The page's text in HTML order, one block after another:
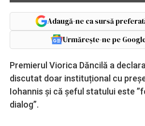
Adaugă-ne ca sursă
Urmărește-ne pe
Premierul Viorica Dăncilă a
discutat doar instituțional cu
Iohannis și că șeful statului este
dialog”.